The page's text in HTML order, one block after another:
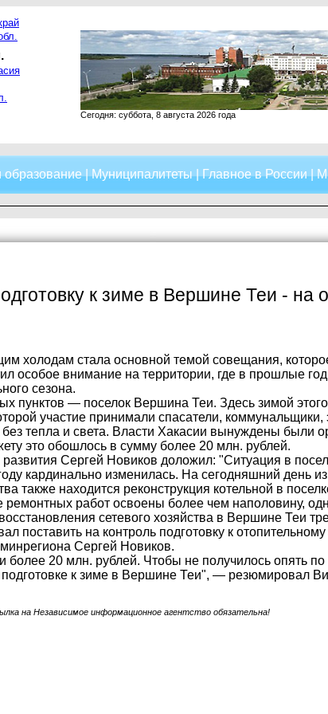
Сегодня: суббота, 8 августа 2026 года
образование|Муниципалитеты|Главное в России|
к зиме в Вершине Теи - на
холодам стала основной темой совещания,
особое внимание на территории, где в прошлые
сезона.
пунктов — поселок Вершина Теи. Здесь зимой
участие принимали спасатели,
тепла и света. Власти Хакасии вынуждены были
это обошлось в сумму более 20 млн. рублей.
развития Сергей Новиков доложил: "Ситуация в
кардинально изменилась. На сегодняшний день
также находится реконструкция котельной в
ремонтных работ освоены более чем наполовину,
сетевого хозяйства в Вершине Теи
поставить на контроль подготовку к
Сергей Новиков.
20 млн. рублей. Чтобы не получилось опять
к зиме в Вершине Теи", — резюмировал
на Независимое информационное агентство обязательна!